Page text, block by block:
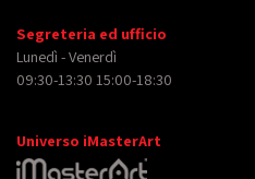
Segreteria ed ufficio
Lunedì - Venerdì
09:30-13:30 15:00-18:30
Universo iMasterArt